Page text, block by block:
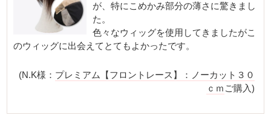
が、特にこめかみ部分の薄さに驚きまし
た。
色々なウィッグを使用してきましたがこ
のウィッグに出会えてとてもよかったです。
(N.K様： プレミアム【フロントレース】：ノーカット３０
ｃｍ ご購入)